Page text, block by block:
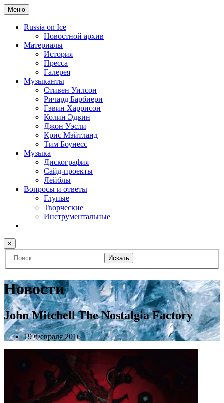
Меню
Russia on Ice
Новостной архив
Материалы
История
Пресса
Галерея
Музыканты
Стивен Уилсон
Ричард Барбиери
Гэвин Харрисон
Колин Эдвин
Джон Уэсли
Крис Мэйтланд
Тим Боунесс
Музыка
Дискография
Сайд-проекты
Лейблы
Вопросы и ответы
Глупые
Творческие
Инструментальные
×
Искать
Новости
John Mitchell The Nostalgia Factory
19 Февраля 2016